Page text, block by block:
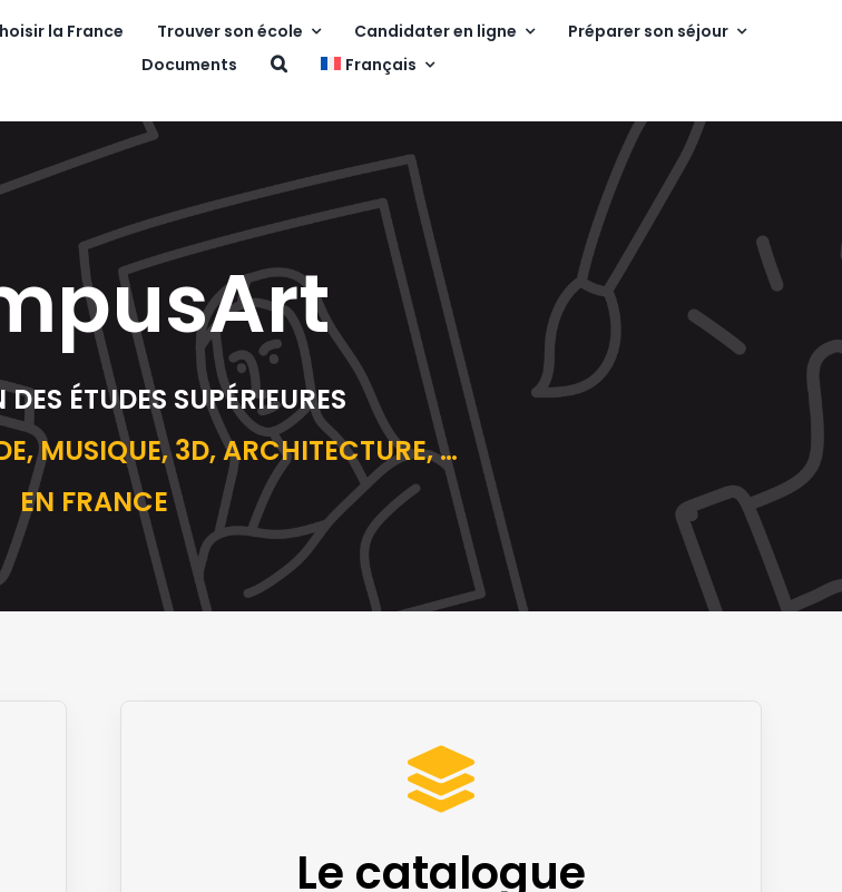
la France Trouver son école Candidater en ligne
Préparer son séjour
Documents
Français
ÉTUDES SUPÉRIEURES
MUSIQUE, 3D, ARCHITECTURE, …
EN FRANCE
Le catalogue